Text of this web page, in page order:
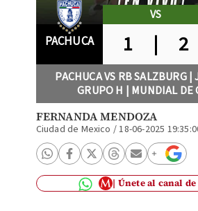
VS
PACHUCA 1 | 2
PACHUCA VS RB SALZBURG |
GRUPO H | MUNDIAL DE
FERNANDA MENDOZA
Ciudad de Mexico /18-06-2025
Únete al canal